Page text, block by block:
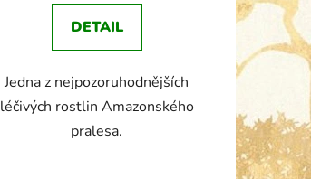
DETAIL
Jedna z nejpozoruhodnějších
léčivých rostlin Amazonského
pralesa.